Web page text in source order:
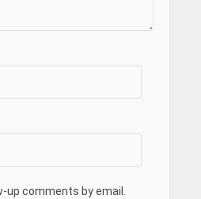
up comments by email.